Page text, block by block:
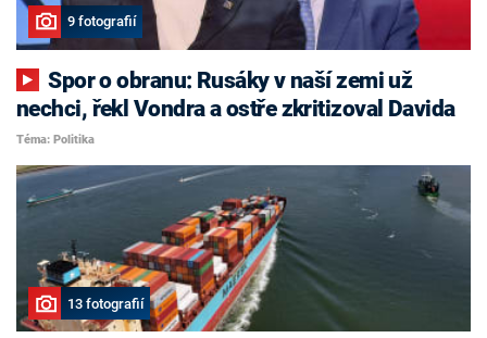
9 fotografií
Spor o obranu: Rusáky v naší zemi už
nechci, řekl Vondra a ostře zkritizoval Davida
Téma: Politika
13 fotografií